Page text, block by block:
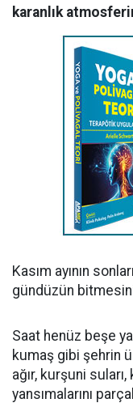
karanlık
Kasım ayının
gündüzün
Saat henüz beşe
kumaş gibi şehrin
ağır, kurşuni suları,
yansımalarını